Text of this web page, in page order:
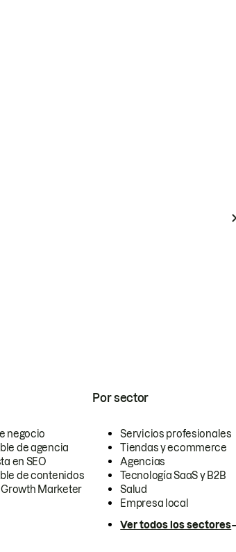
negocio
de agencia
en SEO
de contenidos
Growth Marketer
Por sector
Servicios profesionales
Tiendas y ecommerce
Agencias
Tecnología SaaS y B2B
Salud
Empresa local
Ver todos los sectores